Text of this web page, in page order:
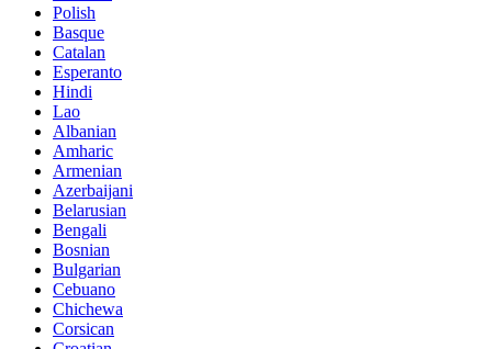
Polish
Basque
Catalan
Esperanto
Hindi
Lao
Albanian
Amharic
Armenian
Azerbaijani
Belarusian
Bengali
Bosnian
Bulgarian
Cebuano
Chichewa
Corsican